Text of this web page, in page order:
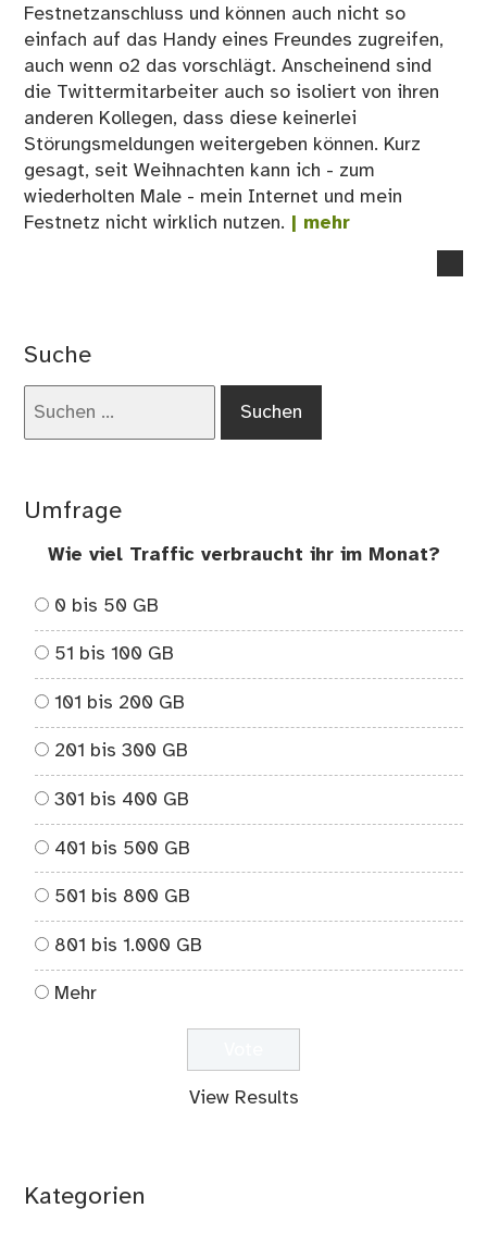
Festnetzanschluss und können auch nicht so
einfach auf das Handy eines Freundes zugreifen,
auch wenn o2 das vorschlägt. Anscheinend sind
die Twittermitarbeiter auch so isoliert von ihren
anderen Kollegen, dass diese keinerlei
Störungsmeldungen weitergeben können. Kurz
gesagt, seit Weihnachten kann ich - zum
wiederholten Male - mein Internet und mein
Festnetz nicht wirklich nutzen. | mehr
Suche
Umfrage
Wie viel Traffic verbraucht ihr im Monat?
0 bis 50 GB
51 bis 100 GB
101 bis 200 GB
201 bis 300 GB
301 bis 400 GB
401 bis 500 GB
501 bis 800 GB
801 bis 1.000 GB
Mehr
View Results
Kategorien